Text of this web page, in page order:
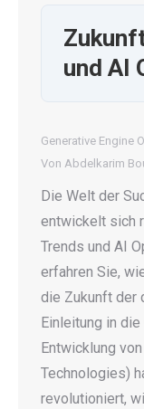
und AI
Generative Engine
Von Abdelkarim
Die Welt der
entwickelt sich
Trends und AI
erfahren Sie,
die Zukunft der
Einleitung in die
Entwicklung
Technologies)
revolutioniert,